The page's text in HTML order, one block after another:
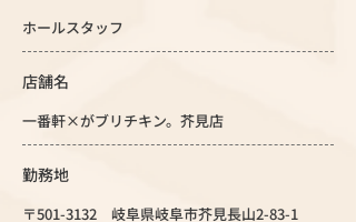
ホールスタッフ
店舗名
一番軒×がブリチキン。芥見店
勤務地
〒501-3132 岐阜県岐阜市芥見長山2-83-1